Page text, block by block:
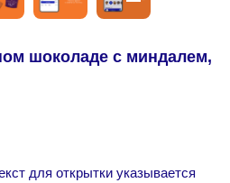
шоколаде с миндалем,
для открытки указывается